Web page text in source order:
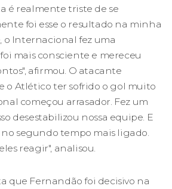
é realmente triste de se
foi esse o resultado na minha
o Internacional fez uma
mais consciente e mereceu
afirmou. O atacante
o Atlético ter sofrido o gol muito
começou arrasador. Fez um
desestabilizou nossa equipe. E
segundo tempo mais ligado.
reagir", analisou.
que Fernandão foi decisivo na